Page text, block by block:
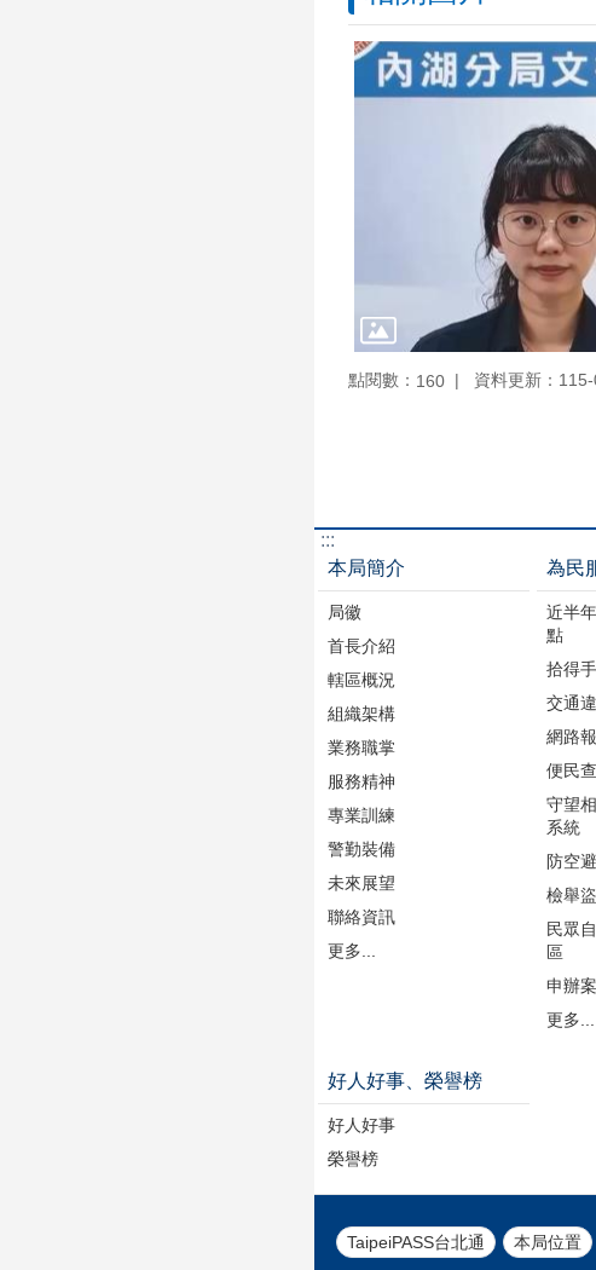
點閱數： 160 資料更新：
:::
本局簡介
局徽
首長介紹
轄區概況
組織架構
業務職掌
服務精神
專業訓練
警勤裝備
未來展望
聯絡資訊
更多...
為民
近半
點
拾得
交通
網路
便民
守望
系統
防空
檢舉
民眾
區
申辦
更多...
好人好事、榮譽榜
好人好事
榮譽榜
TaipeiPASS台北通 本局位置